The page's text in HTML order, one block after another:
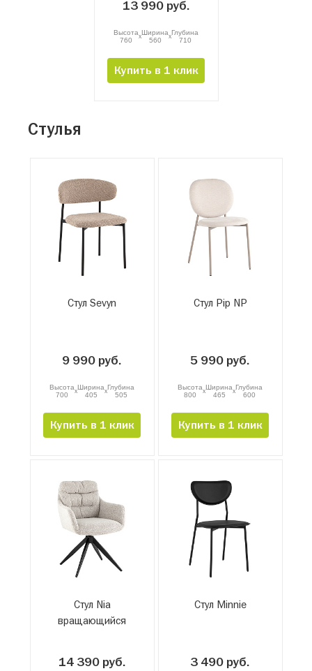
13 990 руб.
Высота
760
xШирина
560
xГлубина
710
Купить в 1 клик
Стулья
Стул Sevyn
9 990 руб.
Высота
700
xШирина
405
xГлубина
505
Купить в 1 клик
Стул Pip NP
5 990 руб.
Высота
800
xШирина
465
xГлубина
600
Купить в 1 клик
Стул Nia
вращающийся
14 390 руб.
Стул Minnie
3 490 руб.